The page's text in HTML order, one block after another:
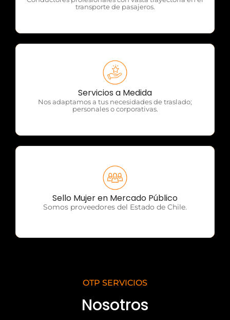
transporte de pasajeros.
Servicios a Medida
Nos adaptamos a tus necesidades de traslado;
personales o corporativas.
OTP Servicios
Sello Mujer en Mercado Público
Somos proveedores del Estado de Chile.
OTP Servicios
OTP SERVICIOS
Nosotros